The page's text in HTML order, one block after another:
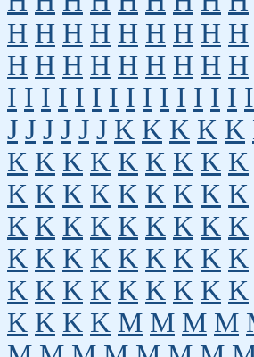
H H H H H H H H H
H H H H H H H H H
I I I I I I I I I I I I I I I
J J J J J J K K K K K
K K K K K K K K K
K K K K K K K K K
K K K K K K K K K
K K K K K K K K K
K K K K K K K K K
K K K K M M M M